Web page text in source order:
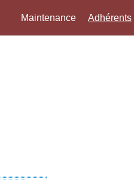
Maintenance Adhérents